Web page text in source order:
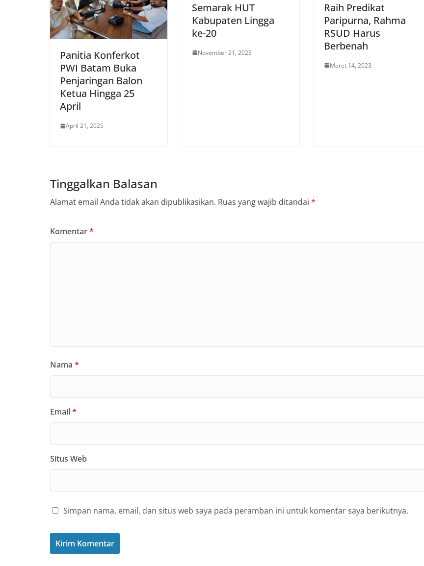
Panitia Konferkot
PWI Batam Buka
Penjaringan Balon
Ketua Hingga 25
April
April 21, 2025
Semarak HUT
Kabupaten Lingga
ke-20
November 21, 2023
Raih Predikat
Paripurna, Rahma
RSUD Harus
Berbenah
Maret 14, 2023
Tinggalkan Balasan
Alamat email Anda tidak akan dipublikasikan. Ruas yang wajib ditandai *
Komentar*
Nama *
Email*
Situs Web
Simpan nama, email, dan situs web saya pada peramban ini untuk komentar saya berikutnya.